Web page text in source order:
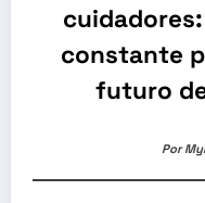
constante
futuro
Por